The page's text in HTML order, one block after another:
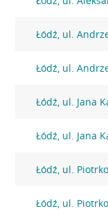
Łódź, ul.
Łódź, ul.
Łódź, ul. Jana
Łódź, ul. Jana
Łódź, ul.
Łódź, ul.